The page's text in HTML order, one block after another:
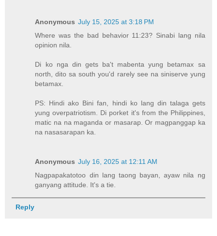
Anonymous July 15, 2025 at 3:18 PM
Where was the bad behavior 11:23? Sinabi lang nila
opinion nila.
Di ko nga din gets ba't mabenta yung betamax sa
north, dito sa south you'd rarely see na siniserve yung
betamax.
PS: Hindi ako Bini fan, hindi ko lang din talaga gets
yung overpatriotism. Di porket it's from the Philippines,
matic na na maganda or masarap. Or magpanggap ka
na nasasarapan ka.
Anonymous July 16, 2025 at 12:11 AM
Nagpapakatotoo din lang taong bayan, ayaw nila ng
ganyang attitude. It's a tie.
Reply